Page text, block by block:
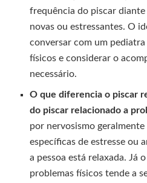
frequência do piscar
novas ou estressantes. O
conversar com um
físicos e considerar o
necessário.
O que diferencia o piscar
do piscar relacionado a
por nervosismo
específicas de estresse ou
a pessoa está relaxada. Já
problemas físicos tende a